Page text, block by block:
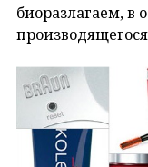
биоразлагаем, в